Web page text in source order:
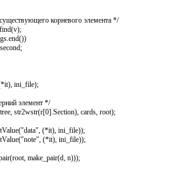
корневого элемента */
find(v);
end())
second;
*it) ini_file);
элемент */
tree str2wstr(r[0] Section) cards root);
("data" (*it) ini_file));
("note" (*it) ini_file));
(root make_pair(d n)));